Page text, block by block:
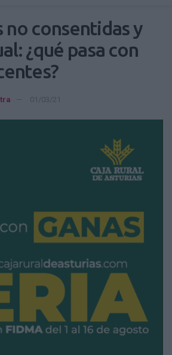
no consentidas y
¿qué pasa con
01/03/21